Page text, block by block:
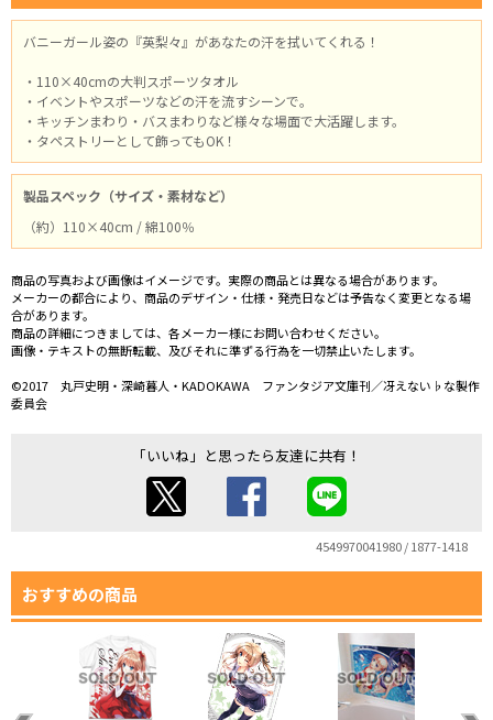
バニーガール姿の『英梨々』があなたの汗を拭いてくれる！
・110×40cmの大判スポーツタオル
・イベントやスポーツなどの汗を流すシーンで。
・キッチンまわり・バスまわりなど様々な場面で大活躍します。
・タペストリーとして飾ってもOK！
製品スペック（サイズ・素材など）
（約）110×40cm / 綿100％
商品の写真および画像はイメージです。実際の商品とは異なる場合があります。
メーカーの都合により、商品のデザイン・仕様・発売日などは予告なく変更となる場
合があります。
商品の詳細につきましては、各メーカー様にお問い合わせください。
画像・テキストの無断転載、及びそれに準ずる行為を一切禁止いたします。
©2017 丸戸史明・深崎暮人・KADOKAWA ファンタジア文庫刊／冴えない♭な製作
委員会
「いいね」と思ったら友達に共有！
4549970041980 / 1877-1418
おすすめの商品